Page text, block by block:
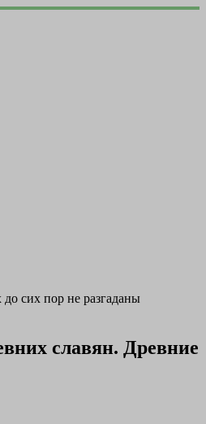
сих пор не разгаданы
славян. Древние